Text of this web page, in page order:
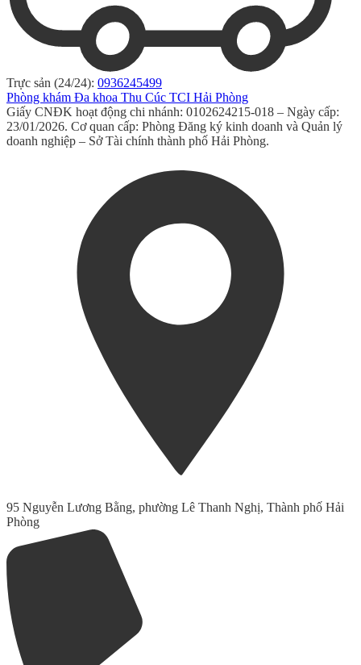
Trực sản (24/24): 0936245499
Phòng khám Đa khoa Thu Cúc TCI Hải Phòng
Giấy CNĐK hoạt động chi nhánh: 0102624215-018 – Ngày cấp:
23/01/2026. Cơ quan cấp: Phòng Đăng ký kinh doanh và Quản lý
doanh nghiệp – Sở Tài chính thành phố Hải Phòng.
95 Nguyễn Lương Bằng, phường Lê Thanh Nghị, Thành phố Hải
Phòng